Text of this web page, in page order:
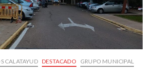
CALATAYUD DESTACADO
GRUPO MUNICIPAL